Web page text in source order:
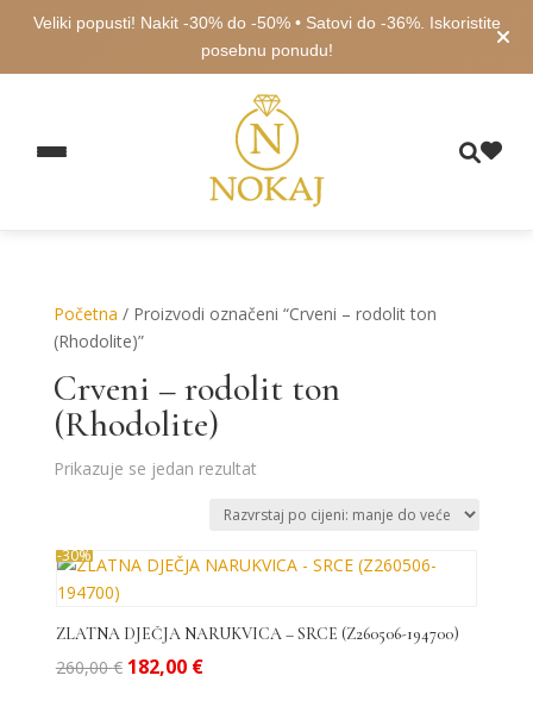
Veliki popusti! Nakit -30% do -50% • Satovi do -36%. Iskoristite
posebnu ponudu!
Početna / Proizvodi označeni “Crveni – rodolit ton
(Rhodolite)”
Crveni – rodolit ton
(Rhodolite)
Prikazuje se jedan rezultat
-30%
ZLATNA DJEČJA NARUKVICA – SRCE (Z260506-194700)
260,00€ Izvorna
182,00 €